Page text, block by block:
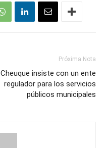
Próxima Nota
Cheuque insiste con un ente
regulador para los servicios
públicos municipales